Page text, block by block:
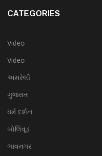
CATEGORIES
Video
Video
અમરેલી
ગુજરાત
ધર્મ દર્શન
બોલિવૂડ
ભાવનગર